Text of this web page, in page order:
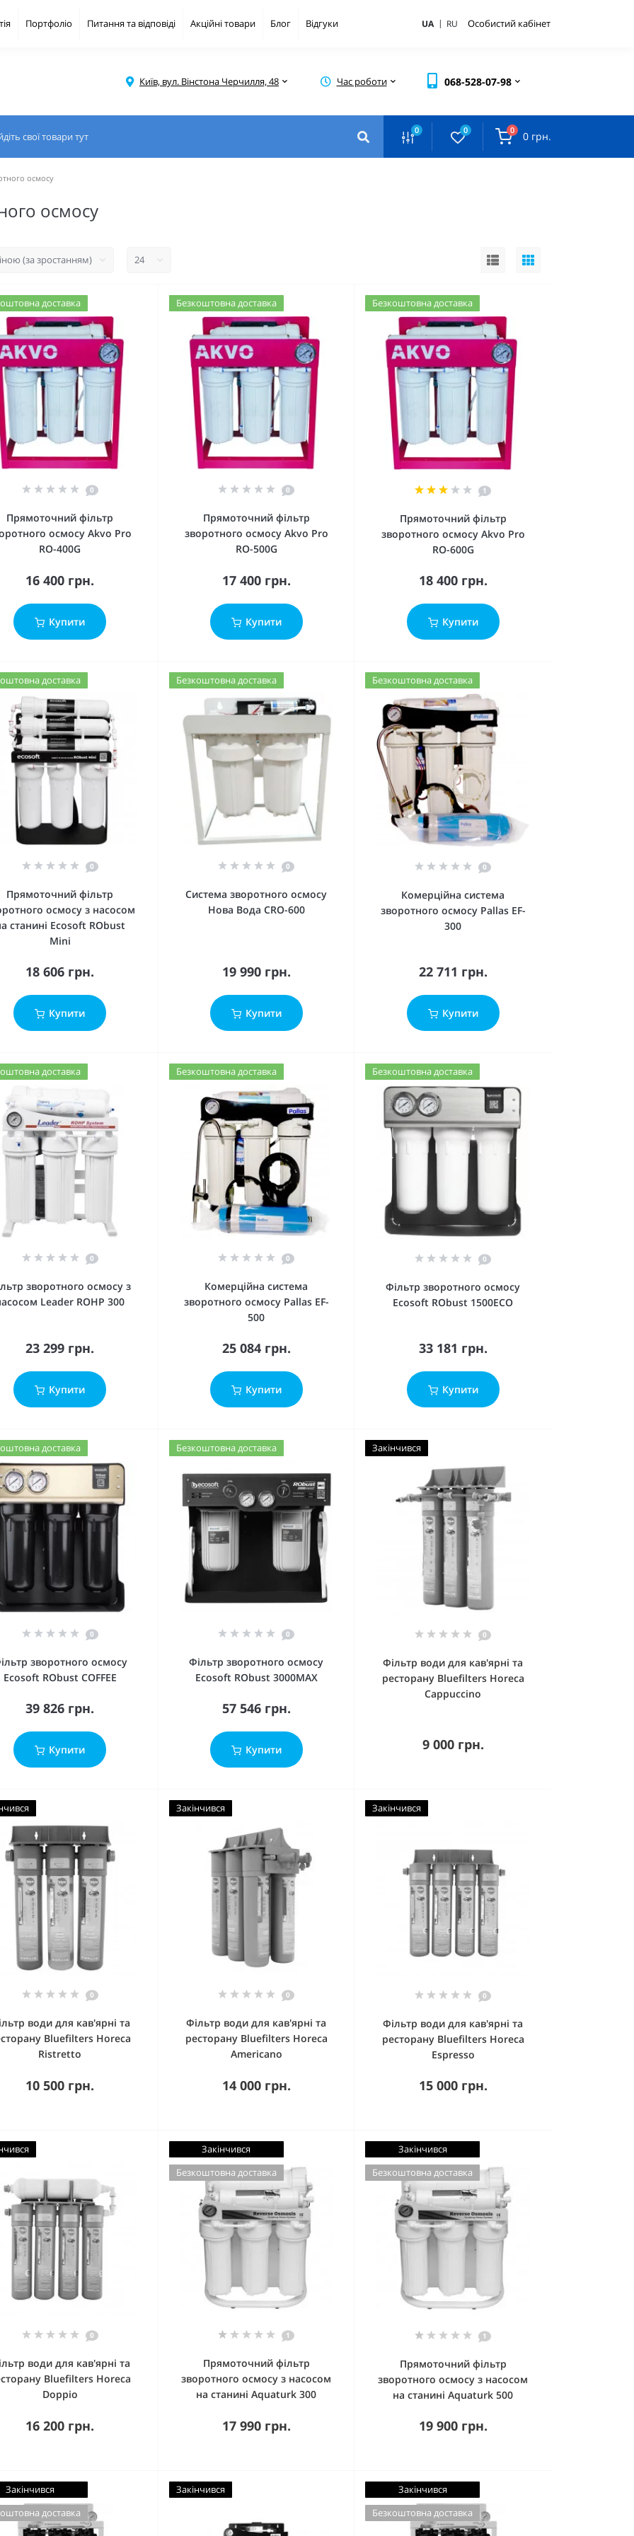
Портфоліо Питання та відповіді Акційні товари Блог Відгуки UA | RU Особистий кабінет
Київ, вул. Вінстона Черчилля, 48 Час роботи 068-528-07-98
0 0 0 0 грн.
осмосу
осмосу
доставка
0
Прямоточний фільтр
осмосу Akvo Pro
RO-400G
16 400 грн.
Купити
Безкоштовна доставка
0
Прямоточний фільтр
зворотного осмосу Akvo Pro
RO-500G
17 400 грн.
Купити
Безкоштовна доставка
1
Прямоточний фільтр
зворотного осмосу Akvo Pro
RO-600G
18 400 грн.
Купити
доставка
0
Прямоточний фільтр
осмосу з насосом
станині Ecosoft RObust
Mini
18 606 грн.
Купити
Безкоштовна доставка
0
Система зворотного осмосу
Нова Вода CRO-600
19 990 грн.
Купити
Безкоштовна доставка
0
Комерційна система
зворотного осмосу Pallas EF-
300
22 711 грн.
Купити
доставка
0
зворотного осмосу з
Leader ROHP 300
23 299 грн.
Купити
Безкоштовна доставка
0
Комерційна система
зворотного осмосу Pallas EF-
500
25 084 грн.
Купити
Безкоштовна доставка
0
Фільтр зворотного осмосу
Ecosoft RObust 1500ECO
33 181 грн.
Купити
доставка
0
зворотного осмосу
Ecosoft RObust COFFEE
39 826 грн.
Купити
Безкоштовна доставка
0
Фільтр зворотного осмосу
Ecosoft RObust 3000MAX
57 546 грн.
Купити
Закінчився
0
Фільтр води для кав'ярні та
ресторану Bluefilters Horeca
Cappuccino
9 000 грн.
0
води для кав'ярні та
Bluefilters Horeca
Ristretto
10 500 грн.
Закінчився
0
Фільтр води для кав'ярні та
ресторану Bluefilters Horeca
Americano
14 000 грн.
Закінчився
0
Фільтр води для кав'ярні та
ресторану Bluefilters Horeca
Espresso
15 000 грн.
0
води для кав'ярні та
Bluefilters Horeca
Doppio
16 200 грн.
Закінчився
Безкоштовна доставка
1
Прямоточний фільтр
зворотного осмосу з насосом
на станині Aquaturk 300
17 990 грн.
Закінчився
Безкоштовна доставка
1
Прямоточний фільтр
зворотного осмосу з насосом
на станині Aquaturk 500
19 900 грн.
Закінчився
доставка
Закінчився
Закінчився
Безкоштовна доставка